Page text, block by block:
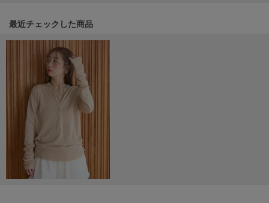
MICHU COQUETTE
ミチュ コケット
MIESROHE
ミースロエ
miies miim
ミーエスミーム
Mila Owen
ミラオーウェン
MOIGE
関連記事
最近チェックした商品